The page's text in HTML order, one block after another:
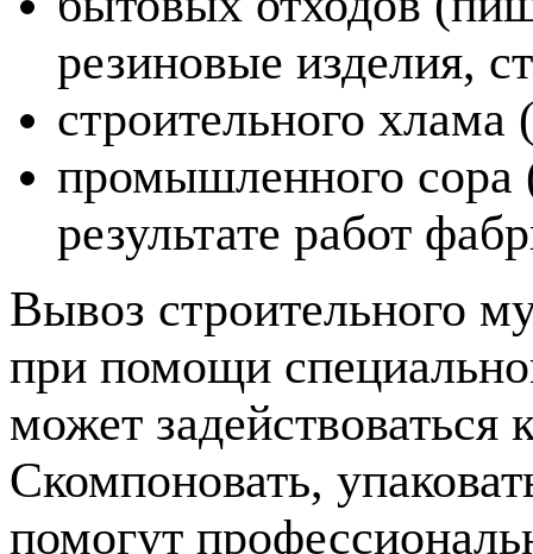
резиновые изделия,
строительного
промышленного сора
результате работ
Вывоз строительного
при помощи
может задействоваться
Скомпоновать,
помогут